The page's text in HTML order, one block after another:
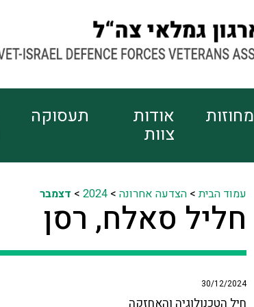
מחוזות אודות
צוות
תעסוקה
עמוד הבית>הצדעה אחרונה >
2024
> דצמבר
חליל סאלח, רסן
30/12/2024
חיל הטכנולוגיה והאחזקה